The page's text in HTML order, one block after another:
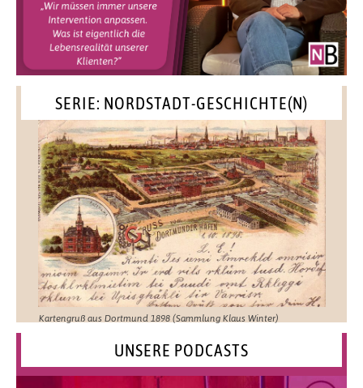
SERIE: NORDSTADT-GESCHICHTE(N)
Kartengruß aus Dortmund 1898 (Sammlung Klaus Winter)
UNSERE PODCASTS